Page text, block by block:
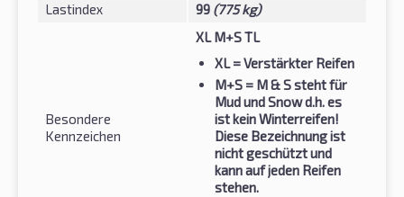
Lastindex
99 (775 kg)
Besondere
Kennzeichen
XL M+S TL
XL= Verstärkter Reifen
M+S = M & S steht für
Mud und Snow d.h. es
ist kein Winterreifen!
Diese Bezeichnung ist
nicht geschützt und
kann auf jeden Reifen
stehen.